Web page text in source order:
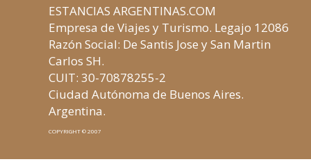
ESTANCIAS ARGENTINAS.COM
Empresa de Viajes y Turismo. Legajo 12086
Razón Social: De Santis Jose y San Martin
Carlos SH.
CUIT: 30-70878255-2
Ciudad Autónoma de Buenos Aires.
Argentina.
COPYRIGHT © 2007